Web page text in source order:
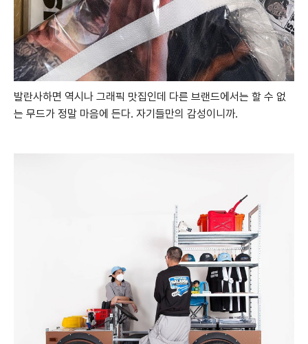
발란사하면 역시나 그래픽 맛집인데 다른 브랜드에서는 할 수 없
는 무드가 정말 마음에 든다. 자기들만의 감성이니까.